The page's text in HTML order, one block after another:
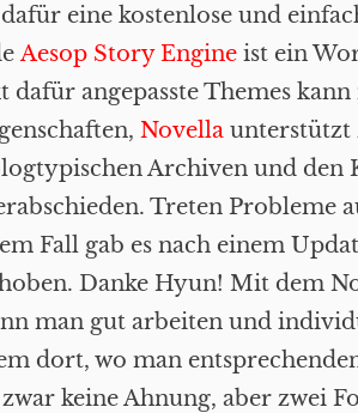
eine kostenlose und
Aesop Story Engine ist ein
dafür angepasste Themes
Novella unterstützt
Archiven und den
Treten Probleme
Fall gab es nach einem
Danke Hyun! Mit dem
man gut arbeiten und
dort, wo man
keine Ahnung, aber zwei